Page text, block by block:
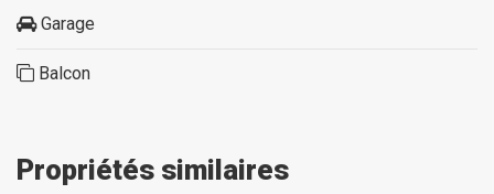
Garage
Balcon
Propriétés similaires